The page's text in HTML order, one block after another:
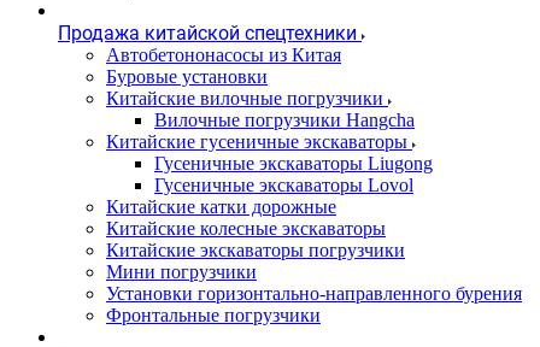
Продажа китайской спецтехники
Автобетононасосы из Китая
Буровые установки
Китайские вилочные погрузчики
Вилочные погрузчики Hangcha
Китайские гусеничные экскаваторы
Гусеничные экскаваторы Liugong
Гусеничные экскаваторы Lovol
Китайские катки дорожные
Китайские колесные экскаваторы
Китайские экскаваторы погрузчики
Мини погрузчики
Установки горизонтально-направленного бурения
Фронтальные погрузчики